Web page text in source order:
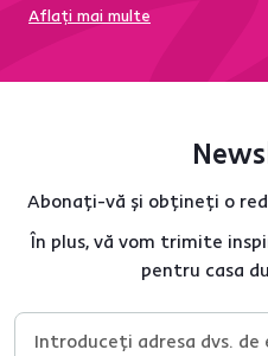
Aflați mai multe
Abonați-vă și obțineți o
În plus, vă vom trimite
pentru casa